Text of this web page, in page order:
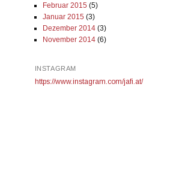
Februar 2015 (5)
Januar 2015 (3)
Dezember 2014(3)
November 2014(6)
INSTAGRAM
https://www.instagram.com/jafi.at/